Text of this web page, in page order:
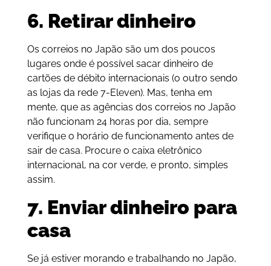
6. Retirar dinheiro
Os correios no Japão são um dos poucos
lugares onde é possível sacar dinheiro de
cartões de débito internacionais (o outro sendo
as lojas da rede 7-Eleven). Mas, tenha em
mente, que as agências dos correios no Japão
não funcionam 24 horas por dia, sempre
verifique o horário de funcionamento antes de
sair de casa. Procure o caixa eletrônico
internacional, na cor verde, e pronto, simples
assim.
7. Enviar dinheiro para
casa
Se já estiver morando e trabalhando no Japão,